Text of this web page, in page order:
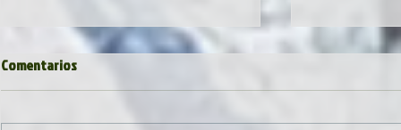
Comentarios